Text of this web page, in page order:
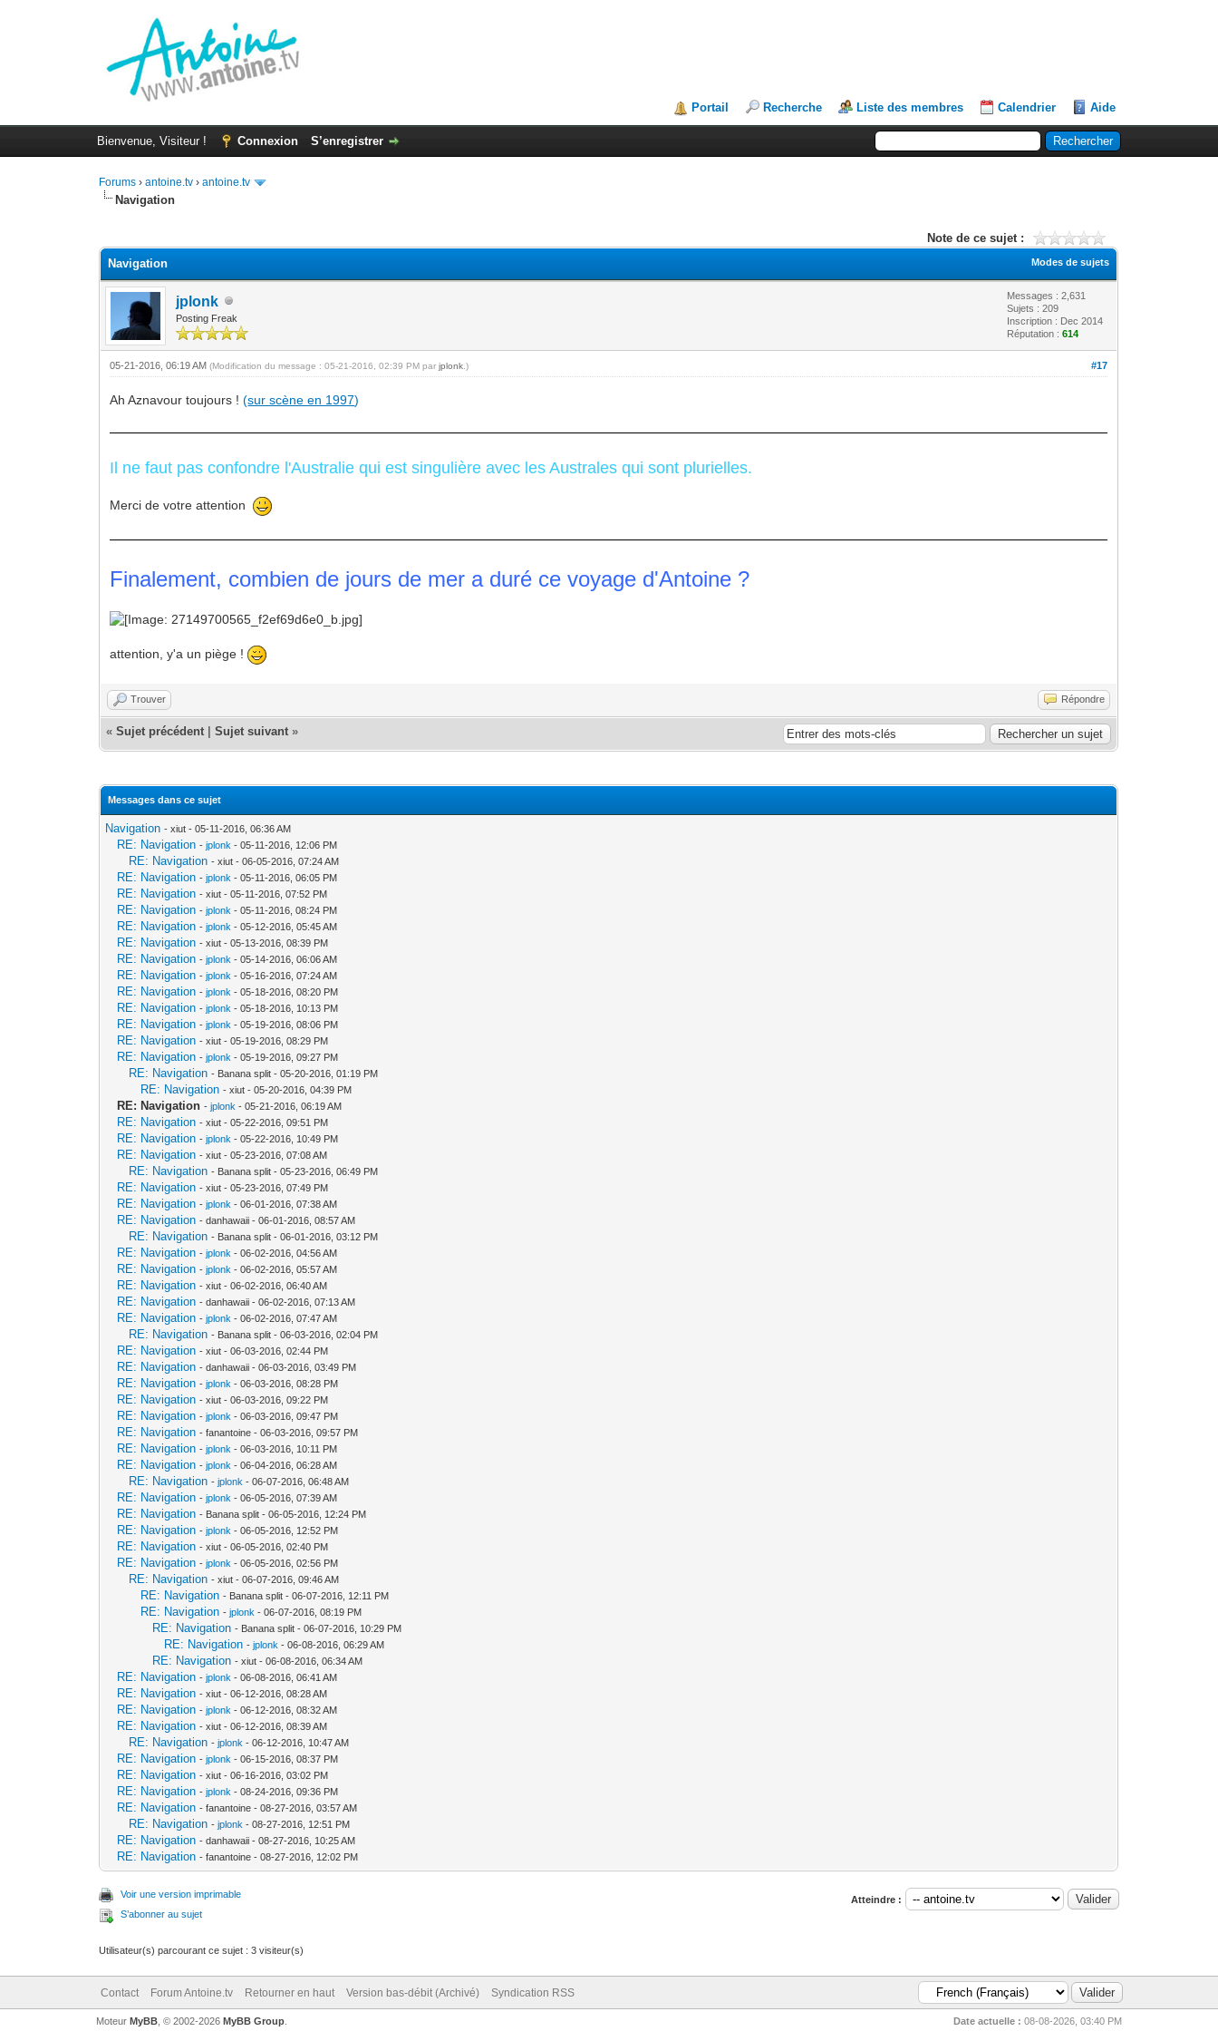
Portail Recherche Liste des membres Calendrier Aide
Bienvenue, Visiteur ! Connexion S’enregistrer
Forums ›antoine.tv ›antoine.tv
Navigation
Note de ce sujet :
Modes de sujets
Navigation
jplonk
Posting Freak
Messages : 2,631
Sujets : 209
Inscription : Dec 2014
Réputation :614
#17
05-21-2016, 06:19 AM(Modification du message : 05-21-2016, 02:39 PM parjplonk .)
Ah Aznavour toujours !(sur scène en 1997)
Il ne faut pas confondre l'Australie qui est singulière avec les Australes qui sont plurielles.
Merci de votre attention
Finalement, combien de jours de mer a duré ce voyage d'Antoine ?
attention, y'a un piège !
Trouver Répondre
«Sujet précédent |Sujet suivant »
Messages dans ce sujet
Navigation - xiut - 05-11-2016, 06:36 AM
RE: Navigation -jplonk - 05-11-2016, 12:06 PM
RE: Navigation - xiut - 06-05-2016, 07:24 AM
RE: Navigation -jplonk - 05-11-2016, 06:05 PM
RE: Navigation - xiut - 05-11-2016, 07:52 PM
RE: Navigation -jplonk - 05-11-2016, 08:24 PM
RE: Navigation -jplonk - 05-12-2016, 05:45 AM
RE: Navigation - xiut - 05-13-2016, 08:39 PM
RE: Navigation -jplonk - 05-14-2016, 06:06 AM
RE: Navigation -jplonk - 05-16-2016, 07:24 AM
RE: Navigation -jplonk - 05-18-2016, 08:20 PM
RE: Navigation -jplonk - 05-18-2016, 10:13 PM
RE: Navigation -jplonk - 05-19-2016, 08:06 PM
RE: Navigation - xiut - 05-19-2016, 08:29 PM
RE: Navigation -jplonk - 05-19-2016, 09:27 PM
RE: Navigation - Banana split - 05-20-2016, 01:19 PM
RE: Navigation - xiut - 05-20-2016, 04:39 PM
RE: Navigation -jplonk - 05-21-2016, 06:19 AM
RE: Navigation - xiut - 05-22-2016, 09:51 PM
RE: Navigation -jplonk - 05-22-2016, 10:49 PM
RE: Navigation - xiut - 05-23-2016, 07:08 AM
RE: Navigation - Banana split - 05-23-2016, 06:49 PM
RE: Navigation - xiut - 05-23-2016, 07:49 PM
RE: Navigation -jplonk - 06-01-2016, 07:38 AM
RE: Navigation - danhawaii - 06-01-2016, 08:57 AM
RE: Navigation - Banana split - 06-01-2016, 03:12 PM
RE: Navigation -jplonk - 06-02-2016, 04:56 AM
RE: Navigation -jplonk - 06-02-2016, 05:57 AM
RE: Navigation - xiut - 06-02-2016, 06:40 AM
RE: Navigation - danhawaii - 06-02-2016, 07:13 AM
RE: Navigation -jplonk - 06-02-2016, 07:47 AM
RE: Navigation - Banana split - 06-03-2016, 02:04 PM
RE: Navigation - xiut - 06-03-2016, 02:44 PM
RE: Navigation - danhawaii - 06-03-2016, 03:49 PM
RE: Navigation -jplonk - 06-03-2016, 08:28 PM
RE: Navigation - xiut - 06-03-2016, 09:22 PM
RE: Navigation -jplonk - 06-03-2016, 09:47 PM
RE: Navigation - fanantoine - 06-03-2016, 09:57 PM
RE: Navigation -jplonk - 06-03-2016, 10:11 PM
RE: Navigation -jplonk - 06-04-2016, 06:28 AM
RE: Navigation -jplonk - 06-07-2016, 06:48 AM
RE: Navigation -jplonk - 06-05-2016, 07:39 AM
RE: Navigation - Banana split - 06-05-2016, 12:24 PM
RE: Navigation -jplonk - 06-05-2016, 12:52 PM
RE: Navigation - xiut - 06-05-2016, 02:40 PM
RE: Navigation -jplonk - 06-05-2016, 02:56 PM
RE: Navigation - xiut - 06-07-2016, 09:46 AM
RE: Navigation - Banana split - 06-07-2016, 12:11 PM
RE: Navigation -jplonk - 06-07-2016, 08:19 PM
RE: Navigation - Banana split - 06-07-2016, 10:29 PM
RE: Navigation -jplonk - 06-08-2016, 06:29 AM
RE: Navigation - xiut - 06-08-2016, 06:34 AM
RE: Navigation -jplonk - 06-08-2016, 06:41 AM
RE: Navigation - xiut - 06-12-2016, 08:28 AM
RE: Navigation -jplonk - 06-12-2016, 08:32 AM
RE: Navigation - xiut - 06-12-2016, 08:39 AM
RE: Navigation -jplonk - 06-12-2016, 10:47 AM
RE: Navigation -jplonk - 06-15-2016, 08:37 PM
RE: Navigation - xiut - 06-16-2016, 03:02 PM
RE: Navigation -jplonk - 08-24-2016, 09:36 PM
RE: Navigation - fanantoine - 08-27-2016, 03:57 AM
RE: Navigation -jplonk - 08-27-2016, 12:51 PM
RE: Navigation - danhawaii - 08-27-2016, 10:25 AM
RE: Navigation - fanantoine - 08-27-2016, 12:02 PM
Voir une version imprimable
S’abonner au sujet
Atteindre :
Utilisateur(s) parcourant ce sujet : 3 visiteur(s)
Contact Forum Antoine.tv Retourner en haut Version bas-débit (Archivé) Syndication RSS
Date actuelle : 08-08-2026, 03:40 PM
Moteur MyBB, © 2002-2026 MyBB Group.